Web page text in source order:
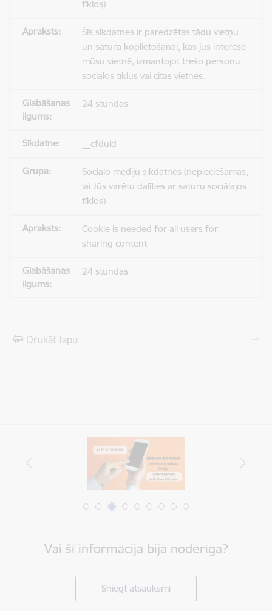
tīklos)
Šīs sīkdatnes ir paredzētas tādu vietņu
un satura koplietošanai, kas jūs interesē
mūsu vietnē, izmantojot trešo personu
sociālos tīklus vai citas vietnes.
24 stundas
__cfduid
Sociālo mediju sīkdatnes (nepieciešamas,
lai Jūs varētu dalīties ar saturu sociālajos
tīklos)
Cookie is needed for all users for
sharing content
24 stundas
Drukāt lapu
Vai šī informācija bija noderīga?
Sniegt atsauksmi